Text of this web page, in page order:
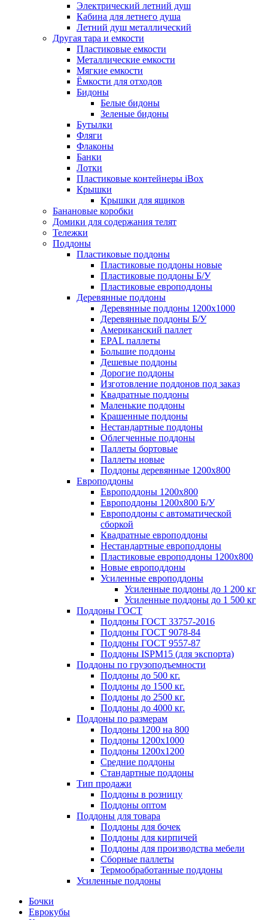
Электрический летний душ
Кабина для летнего душа
Летний душ металлический
Другая тара и емкости
Пластиковые емкости
Металлические емкости
Мягкие емкости
Ёмкости для отходов
Бидоны
Белые бидоны
Зеленые бидоны
Бутылки
Фляги
Флаконы
Банки
Лотки
Пластиковые контейнеры iBox
Крышки
Крышки для ящиков
Банановые коробки
Домики для содержания телят
Тележки
Поддоны
Пластиковые поддоны
Пластиковые поддоны новые
Пластиковые поддоны Б/У
Пластиковые европоддоны
Деревянные поддоны
Деревянные поддоны 1200х1000
Деревянные поддоны Б/У
Американский паллет
EPAL паллеты
Большие поддоны
Дешевые поддоны
Дорогие поддоны
Изготовление поддонов под заказ
Квадратные поддоны
Маленькие поддоны
Крашенные поддоны
Нестандартные поддоны
Облегченные поддоны
Паллеты бортовые
Паллеты новые
Поддоны деревянные 1200х800
Европоддоны
Европоддоны 1200х800
Европоддоны 1200х800 Б/У
Европоддоны с автоматической
сборкой
Квадратные европоддоны
Нестандартные европоддоны
Пластиковые европоддоны 1200х800
Новые европоддоны
Усиленные европоддоны
Усиленные поддоны до 1 200 кг
Усиленные поддоны до 1 500 кг
Поддоны ГОСТ
Поддоны ГОСТ 33757-2016
Поддоны ГОСТ 9078-84
Поддоны ГОСТ 9557-87
Поддоны ISPM15 (для экспорта)
Поддоны по грузоподъемности
Поддоны до 500 кг.
Поддоны до 1500 кг.
Поддоны до 2500 кг.
Поддоны до 4000 кг.
Поддоны по размерам
Поддоны 1200 на 800
Поддоны 1200х1000
Поддоны 1200х1200
Средние поддоны
Стандартные поддоны
Тип продажи
Поддоны в розницу
Поддоны оптом
Поддоны для товара
Поддоны для бочек
Поддоны для кирпичей
Поддоны для производства мебели
Сборные паллеты
Термообработанные поддоны
Усиленные поддоны
Бочки
Еврокубы